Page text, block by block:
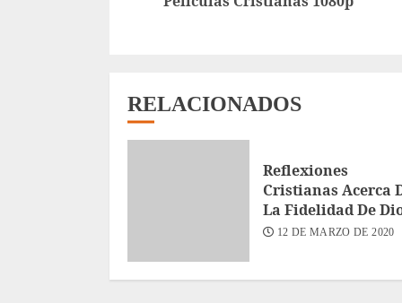
RELACIONADOS
Reflexiones
Cristianas Acerca
La Fidelidad De
12 DE MARZO DE 2020